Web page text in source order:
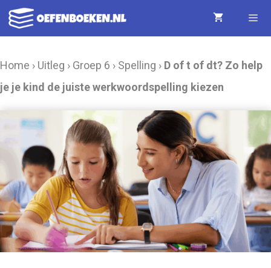
Ga
naar
Home › Uitleg › Groep 6 › Spelling › D of t of dt? Zo help
je je kind de juiste werkwoordspelling kiezen